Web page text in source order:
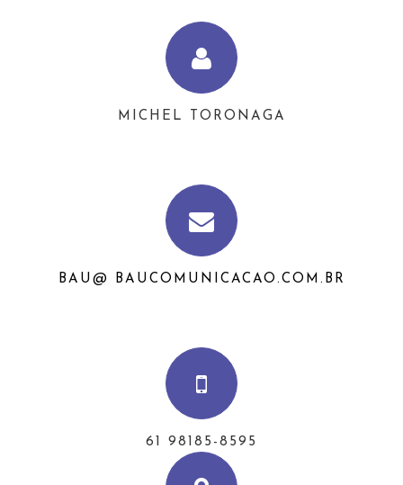
MICHEL TORONAGA
BAU@ BAUCOMUNICACAO.COM.BR
61 98185-8595